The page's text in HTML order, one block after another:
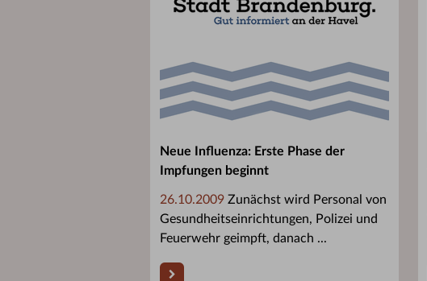
Neue Influenza: Erste Phase der
Impfungen beginnt
26.10.2009 Zunächst wird Personal von
Gesundheitseinrichtungen, Polizei und
Feuerwehr geimpft, danach ...